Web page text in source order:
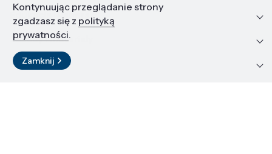
Edukacja i kariera
Zasoby i materiały
Kontakt
Kontynuując przeglądanie strony
zgadzasz się z polityką
prywatności.
Zamknij